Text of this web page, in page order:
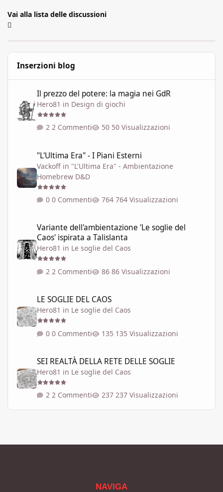
Vai alla lista delle discussioni
Inserzioni blog
Il prezzo del potere: la magia nei GdR
Hero81 in Design di giochi
2 Commenti 50 Visualizzazioni
"L'Ultima Era" - I Piani Esterni
Vackoff in "L'Ultima Era" - Ambientazione
Homebrew D&D
0 Commenti 764 Visualizzazioni
Variante dell'ambientazione 'Le soglie del
Caos' ispirata a Talislanta
Hero81 in Le soglie del Caos
2 Commenti 86 Visualizzazioni
LE SOGLIE DEL CAOS
Hero81 in Le soglie del Caos
0 Commenti 135 Visualizzazioni
SEI REALTÀ DELLA RETE DELLE SOGLIE
Hero81 in Le soglie del Caos
2 Commenti 237 Visualizzazioni
NAVIGA